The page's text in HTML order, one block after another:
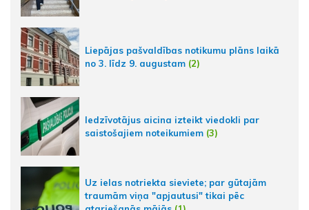
Liepājas pašvaldības notikumu plāns laikā
no 3. līdz 9. augustam (2)
Iedzīvotājus aicina izteikt viedokli par
saistošajiem noteikumiem (3)
Uz ielas notriekta sieviete; par gūtajām
traumām viņa "apjautusi" tikai pēc